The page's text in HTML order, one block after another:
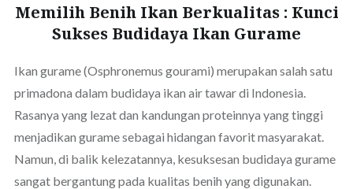
Memilih Benih Ikan Berkualitas : Kunci
Sukses Budidaya Ikan Gurame
Ikan gurame (Osphronemus gourami) merupakan salah satu
primadona dalam budidaya ikan air tawar di Indonesia.
Rasanya yang lezat dan kandungan proteinnya yang tinggi
menjadikan gurame sebagai hidangan favorit masyarakat.
Namun, di balik kelezatannya, kesuksesan budidaya gurame
sangat bergantung pada kualitas benih yang digunakan.